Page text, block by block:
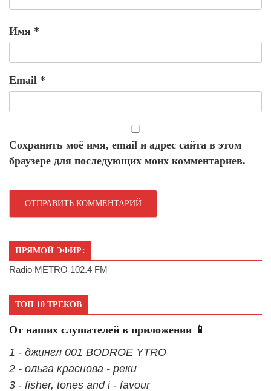
Имя *
Email *
Сохранить моё имя, email и адрес сайта в этом
браузере для последующих моих комментариев.
ПРЯМОЙ ЭФИР:
Radio METRO 102.4 FM
ТОП 10 ТРЕКОВ
От наших слушателей в приложении 📱
1 - джингл 001 BODROE YTRO
2 - ольга краснова - реки
3 - fisher, tones and i - favour